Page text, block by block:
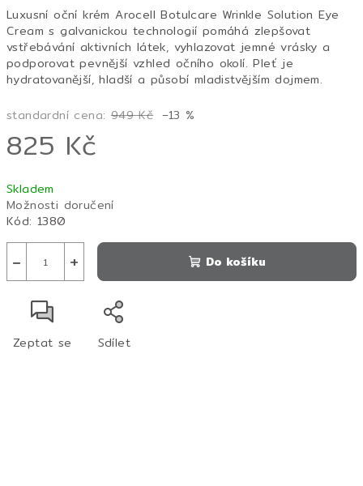
Luxusní oční krém Arocell Botulcare Wrinkle Solution Eye
Cream s galvanickou technologií pomáhá zlepšovat
vstřebávání aktivních látek, vyhlazovat jemné vrásky a
podporovat pevnější vzhled očního okolí. Pleť je
hydratovanější, hladší a působí mladistvějším dojmem.
standardní cena: 949 Kč –13 %
825 Kč
cena:
Skladem
Možnosti doručení
Kód: 1380
+
− Do košíku
Zeptat se Sdílet